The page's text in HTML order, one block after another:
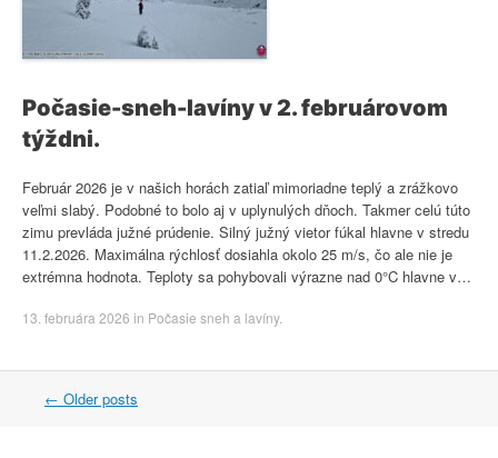
Počasie-sneh-lavíny v 2. februárovom
týždni.
Február 2026 je v našich horách zatiaľ mimoriadne teplý a zrážkovo
veľmi slabý. Podobné to bolo aj v uplynulých dňoch. Takmer celú túto
zimu prevláda južné prúdenie. Silný južný vietor fúkal hlavne v stredu
11.2.2026. Maximálna rýchlosť dosiahla okolo 25 m/s, čo ale nie je
extrémna hodnota. Teploty sa pohybovali výrazne nad 0°C hlavne v…
13. februára 2026 in Počasie sneh a lavíny.
Post
← Older posts